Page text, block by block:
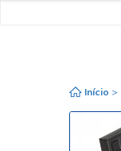
Início >